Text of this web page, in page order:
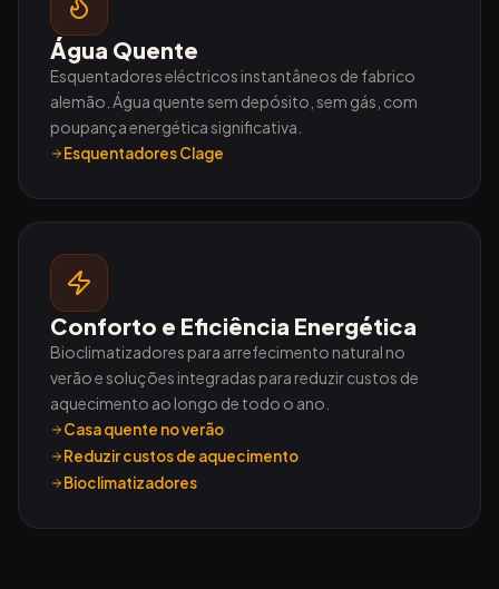
Água Quente
Esquentadores eléctricos instantâneos de fabrico
alemão. Água quente sem depósito, sem gás, com
poupança energética significativa.
Esquentadores Clage
Conforto e Eficiência Energética
Bioclimatizadores para arrefecimento natural no
verão e soluções integradas para reduzir custos de
aquecimento ao longo de todo o ano.
Casa quente no verão
Reduzir custos de aquecimento
Bioclimatizadores